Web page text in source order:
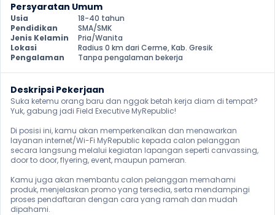
Persyaratan Umum
Usia
18-40 tahun
Pendidikan
SMA/SMK
Jenis Kelamin
Pria/Wanita
Lokasi
Radius 0 km dari Cerme, Kab. Gresik
Pengalaman
Tanpa pengalaman bekerja
Deskripsi Pekerjaan
Suka ketemu orang baru dan nggak betah kerja diam di tempat?
Yuk, gabung jadi Field Executive MyRepublic!
Di posisi ini, kamu akan memperkenalkan dan menawarkan
layanan internet/Wi-Fi MyRepublic kepada calon pelanggan
secara langsung melalui kegiatan lapangan seperti canvassing,
door to door, flyering, event, maupun pameran.
Kamu juga akan membantu calon pelanggan memahami
produk, menjelaskan promo yang tersedia, serta mendampingi
proses pendaftaran dengan cara yang ramah dan mudah
dipahami.